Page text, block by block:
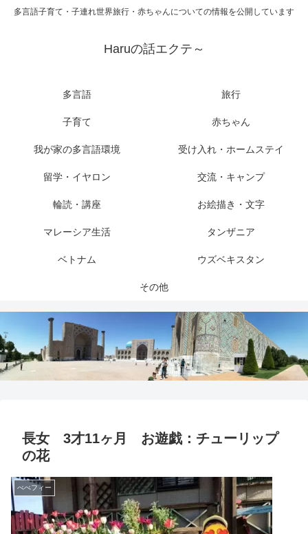
多言語子育て・子連れ世界旅行・赤ちゃんについての情報を公開しています
Haruの話エクテ～
多言語 旅行
子育て 赤ちゃん
我が家の多言語環境 受け入れ・ホームステイ
留学・イヤロン 交流・キャンプ
輪読・講座 お絵描き・文字
マレーシア生活 タンザニア
ベトナム ウズベキスタン
その他
長女 3才11ヶ月 お遊戯：チューリップ
の花
べべフィー